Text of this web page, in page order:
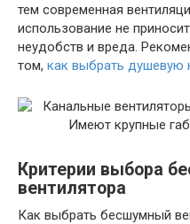
тем современная
использование не
неудобств и вреда.
том, как выбрать душевую
Критерии выбора
вентилятора
Как выбрать бесшумный